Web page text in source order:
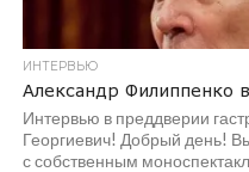
ИНТЕРВЬЮ
Александр Филиппенко
Интервью в преддверии
Георгиевич! Добрый день!
с собственным